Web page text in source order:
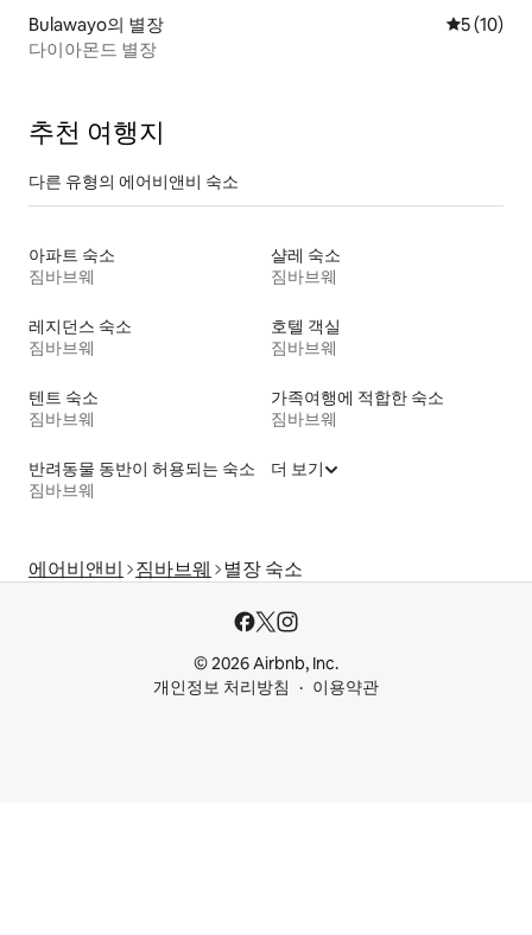
Bulawayo의 별장 평점 5점
5 (10)
다이아몬드 별장
추천 여행지
다른 유형의 에어비앤비 숙소
아파트 숙소
짐바브웨
샬레 숙소
짐바브웨
레지던스 숙소
짐바브웨
호텔 객실
짐바브웨
텐트 숙소
짐바브웨
가족여행에 적합한 숙소
짐바브웨
반려동물 동반이 허용되는 숙소
짐바브웨
더 보기
에어비앤비 짐바브웨 별장 숙소
© 2026 Airbnb, Inc.
개인정보 처리방침
이용약관